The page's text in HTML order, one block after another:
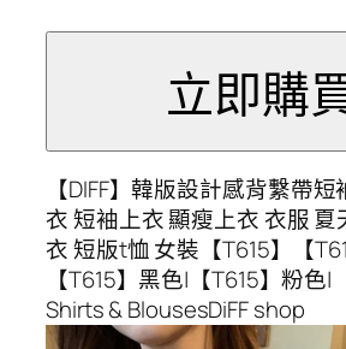
【DIFF】韓版設計感背繫帶
衣 短袖上衣 顯瘦上衣 衣服 夏
衣 短版t恤 女裝【T615】【
【T615】黑色|【T615】粉色|
Shirts & BlousesDiFF shop